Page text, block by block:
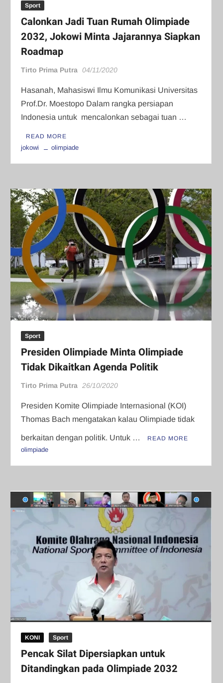
Sport
Calonkan Jadi Tuan Rumah Olimpiade
2032, Jokowi Minta Jajarannya Siapkan
Roadmap
Tirto Prima Putra 04/11/2020
Hasanah, Mahasiswi Ilmu Komunikasi Universitas
Prof.Dr. Moestopo Dalam rangka persiapan
Indonesia untuk mencalonkan sebagai tuan …
READ MORE
jokowi olimpiade
Sport
Presiden Olimpiade Minta Olimpiade
Tidak Dikaitkan Agenda Politik
Tirto Prima Putra 26/10/2020
Presiden Komite Olimpiade Internasional (KOI)
Thomas Bach mengatakan kalau Olimpiade tidak
berkaitan dengan politik. Untuk … READ MORE
olimpiade
KONI Sport
Pencak Silat Dipersiapkan untuk
Ditandingkan pada Olimpiade 2032